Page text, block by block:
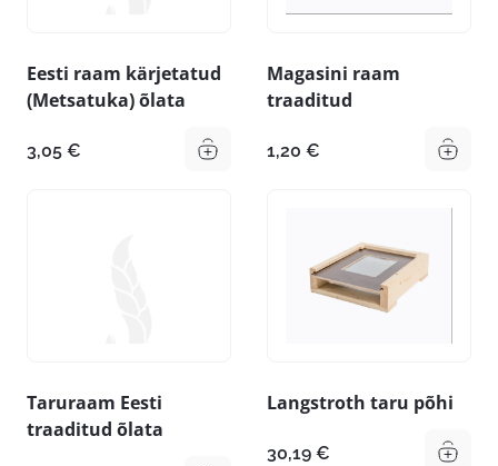
Eesti raam kärjetatud
(Metsatuka) õlata
3,05 €
Magasini raam
traaditud
1,20 €
Taruraam Eesti
traaditud õlata
Langstroth taru põhi
30,19 €